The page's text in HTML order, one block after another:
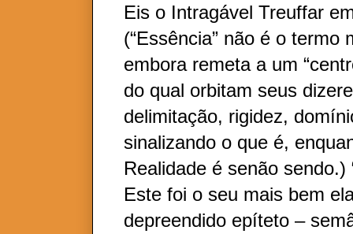
Eis o Intragável Treuffar
(“Essência” não é o termo
embora remeta a um
do qual orbitam seus
delimitação, rigidez,
sinalizando o que é,
Realidade é senão sendo.)
Este foi o seu mais bem
depreendido epíteto –